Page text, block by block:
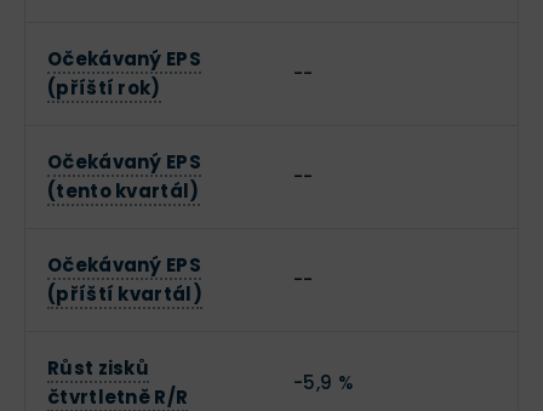
Očekávaný EPS
(příští rok)
--
Očekávaný EPS
(tento kvartál)
--
Očekávaný EPS
(příští kvartál)
--
Růst zisků
čtvrtletně R/R
-5,9 %